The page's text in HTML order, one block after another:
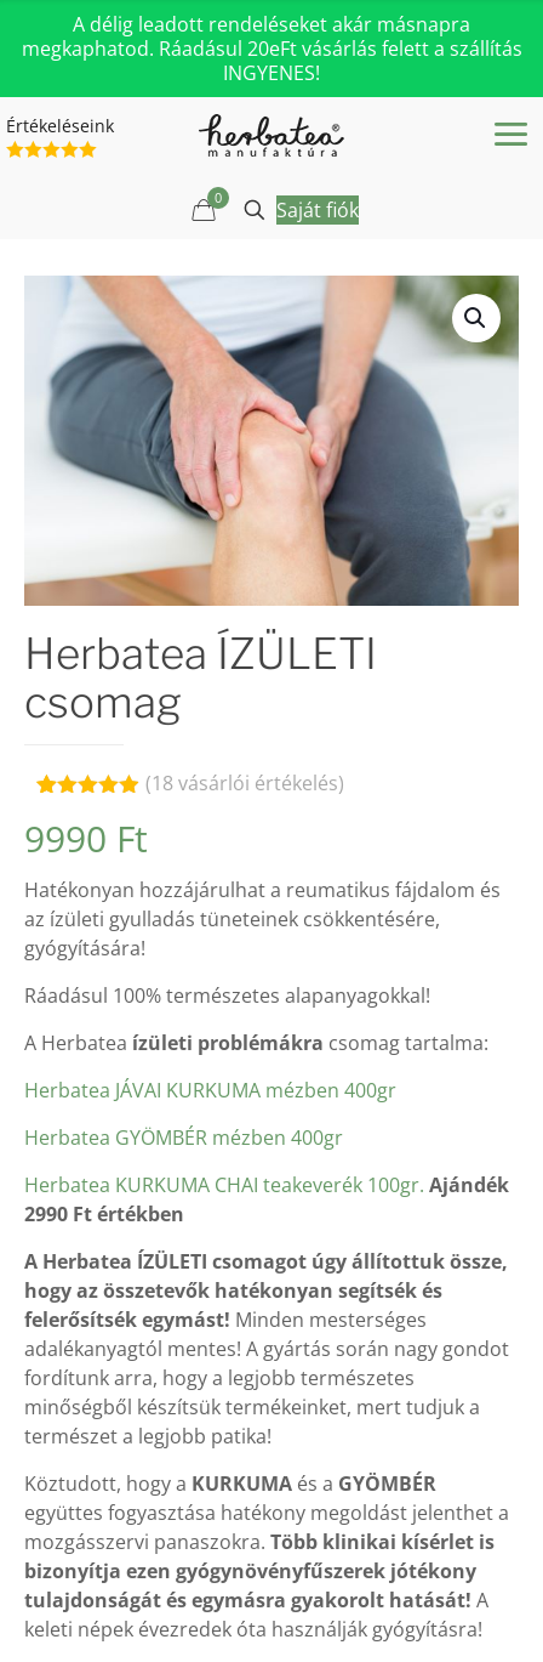
A délig leadott rendeléseket akár másnapra
megkaphatod. Ráadásul 20eFt vásárlás felett a szállítás
INGYENES!
Értékeléseink
0 Saját fiók
Herbatea ÍZÜLETI
csomag
4.89az 5-
ből,
alapján
(18vásárlói értékelés)
9990 Ft
Hatékonyan hozzájárulhat a reumatikus fájdalom és
az ízületi gyulladás tüneteinek csökkentésére,
gyógyítására!
Ráadásul 100% természetes alapanyagokkal!
A Herbatea ízületi problémákra csomag tartalma:
Herbatea JÁVAI KURKUMA mézben 400gr
Herbatea GYÖMBÉR mézben 400gr
Herbatea KURKUMA CHAI teakeverék 100gr. Ajándék
2990 Ft értékben
A Herbatea ÍZÜLETI csomagot úgy állítottuk össze,
hogy az összetevők hatékonyan segítsék és
felerősítsék egymást! Minden mesterséges
adalékanyagtól mentes! A gyártás során nagy gondot
fordítunk arra, hogy a legjobb természetes
minőségből készítsük termékeinket, mert tudjuk a
természet a legjobb patika!
Köztudott, hogy a KURKUMA és a GYÖMBÉR
együttes fogyasztása hatékony megoldást jelenthet a
mozgásszervi panaszokra. Több klinikai kísérlet is
bizonyítja ezen gyógynövényfűszerek jótékony
tulajdonságát és egymásra gyakorolt hatását! A
keleti népek évezredek óta használják gyógyításra!